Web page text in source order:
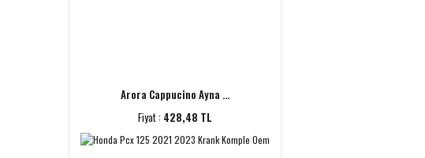
Arora Cappucino Ayna ...
Fiyat : 428,48 TL